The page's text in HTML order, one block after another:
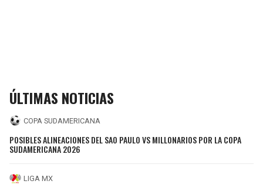
ÚLTIMAS NOTICIAS
COPA SUDAMERICANA
POSIBLES ALINEACIONES DEL SAO PAULO VS MILLONARIOS POR LA COPA
SUDAMERICANA 2026
LIGA MX